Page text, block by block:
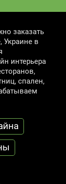
заказать
Украине в
интерьера
спален,